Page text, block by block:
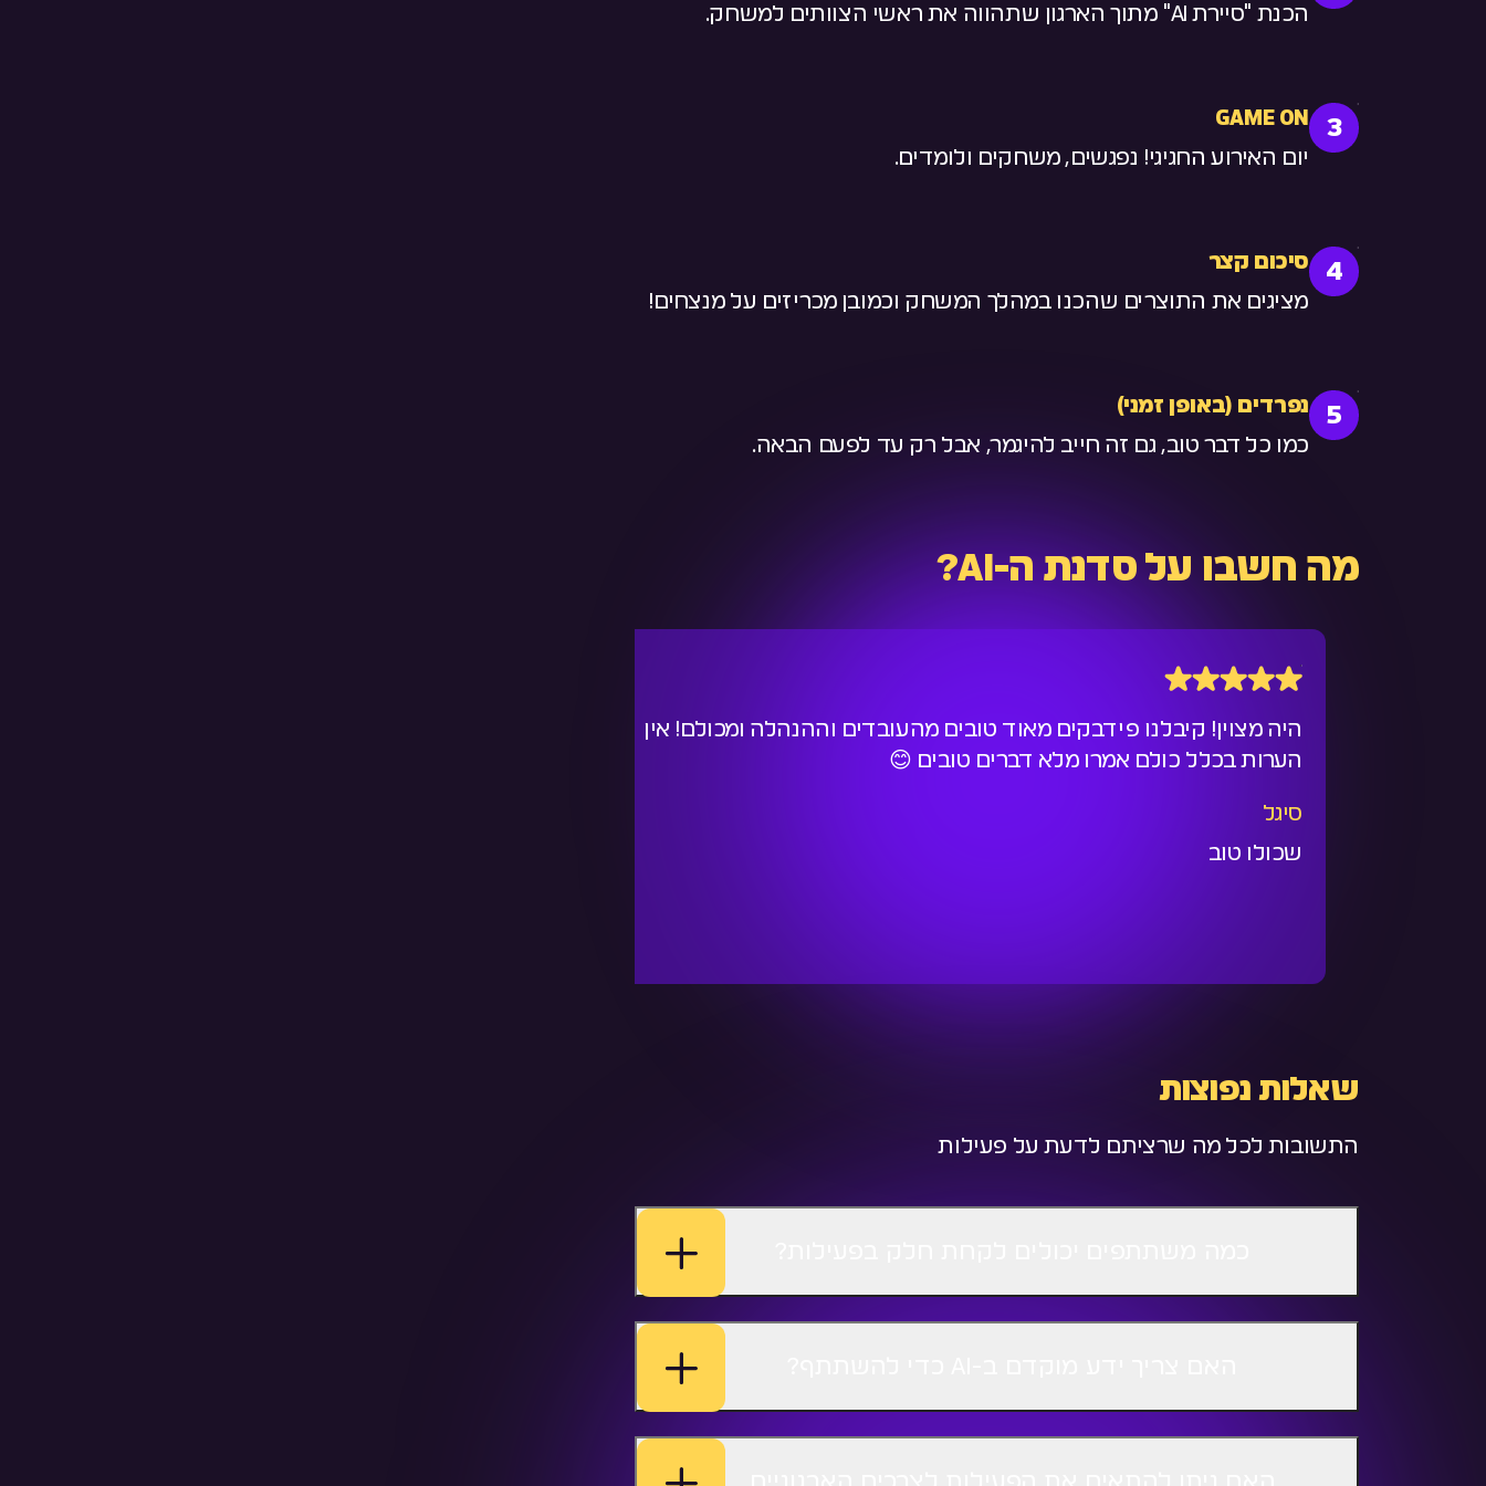
הכנת "סיירת AI" מתוך הארגון שתהווה את ראשי הצוותים למשחק.
3
GAME ON
יום האירוע החגיגי! נפגשים, משחקים ולומדים.
4
סיכום קצר
מציגים את התוצרים שהכנו במהלך המשחק וכמובן מכריזים על מנצחים!
5
נפרדים (באופן זמני)
כמו כל דבר טוב, גם זה חייב להיגמר, אבל רק עד לפעם הבאה.
מה חשבו על סדנת ה-AI?
היה מצוין! קיבלנו פידבקים מאוד טובים מהעובדים וההנהלה ומכולם! אין
הערות בכלל כולם אמרו מלא דברים טובים 😊
סיגל
שכולו טוב
שאלות נפוצות
התשובות לכל מה שרציתם לדעת על פעילות